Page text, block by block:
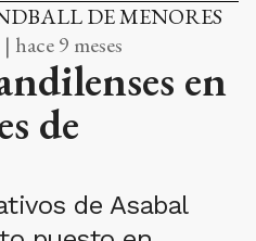
DE MENORES
hace 9 meses
en
de
de Asabal